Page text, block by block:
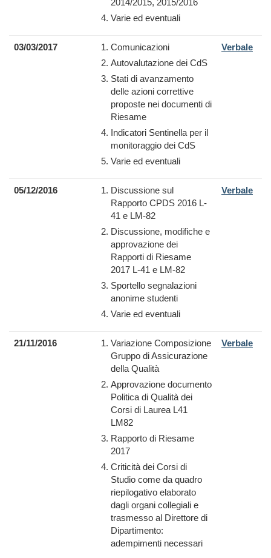
2014/2015, 2015/2016
Varie ed eventuali
03/03/2017
Comunicazioni
Autovalutazione dei CdS
Stati di avanzamento
delle azioni correttive
proposte nei documenti di
Riesame
Indicatori Sentinella per il
monitoraggio dei CdS
Varie ed eventuali
Verbale
05/12/2016
Discussione sul
Rapporto CPDS 2016 L-
41 e LM-82
Discussione, modifiche e
approvazione dei
Rapporti di Riesame
2017 L-41 e LM-82
Sportello segnalazioni
anonime studenti
Varie ed eventuali
Verbale
21/11/2016
Variazione Composizione
Gruppo di Assicurazione
della Qualità
Approvazione documento
Politica di Qualità dei
Corsi di Laurea L41
LM82
Rapporto di Riesame
2017
Criticità dei Corsi di
Studio come da quadro
riepilogativo elaborato
dagli organi collegiali e
trasmesso al Direttore di
Dipartimento:
adempimenti necessari
Verbale